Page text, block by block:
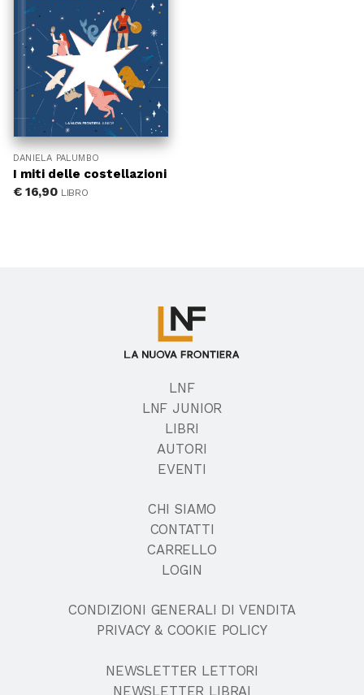
DANIELA PALUMBO
I miti delle costellazioni
€16,90 LIBRO
LNF
LNF JUNIOR
LIBRI
AUTORI
EVENTI
CHI SIAMO
CONTATTI
CARRELLO
LOGIN
CONDIZIONI GENERALI DI VENDITA
PRIVACY & COOKIE POLICY
NEWSLETTER LETTORI
NEWSLETTER LIBRAI